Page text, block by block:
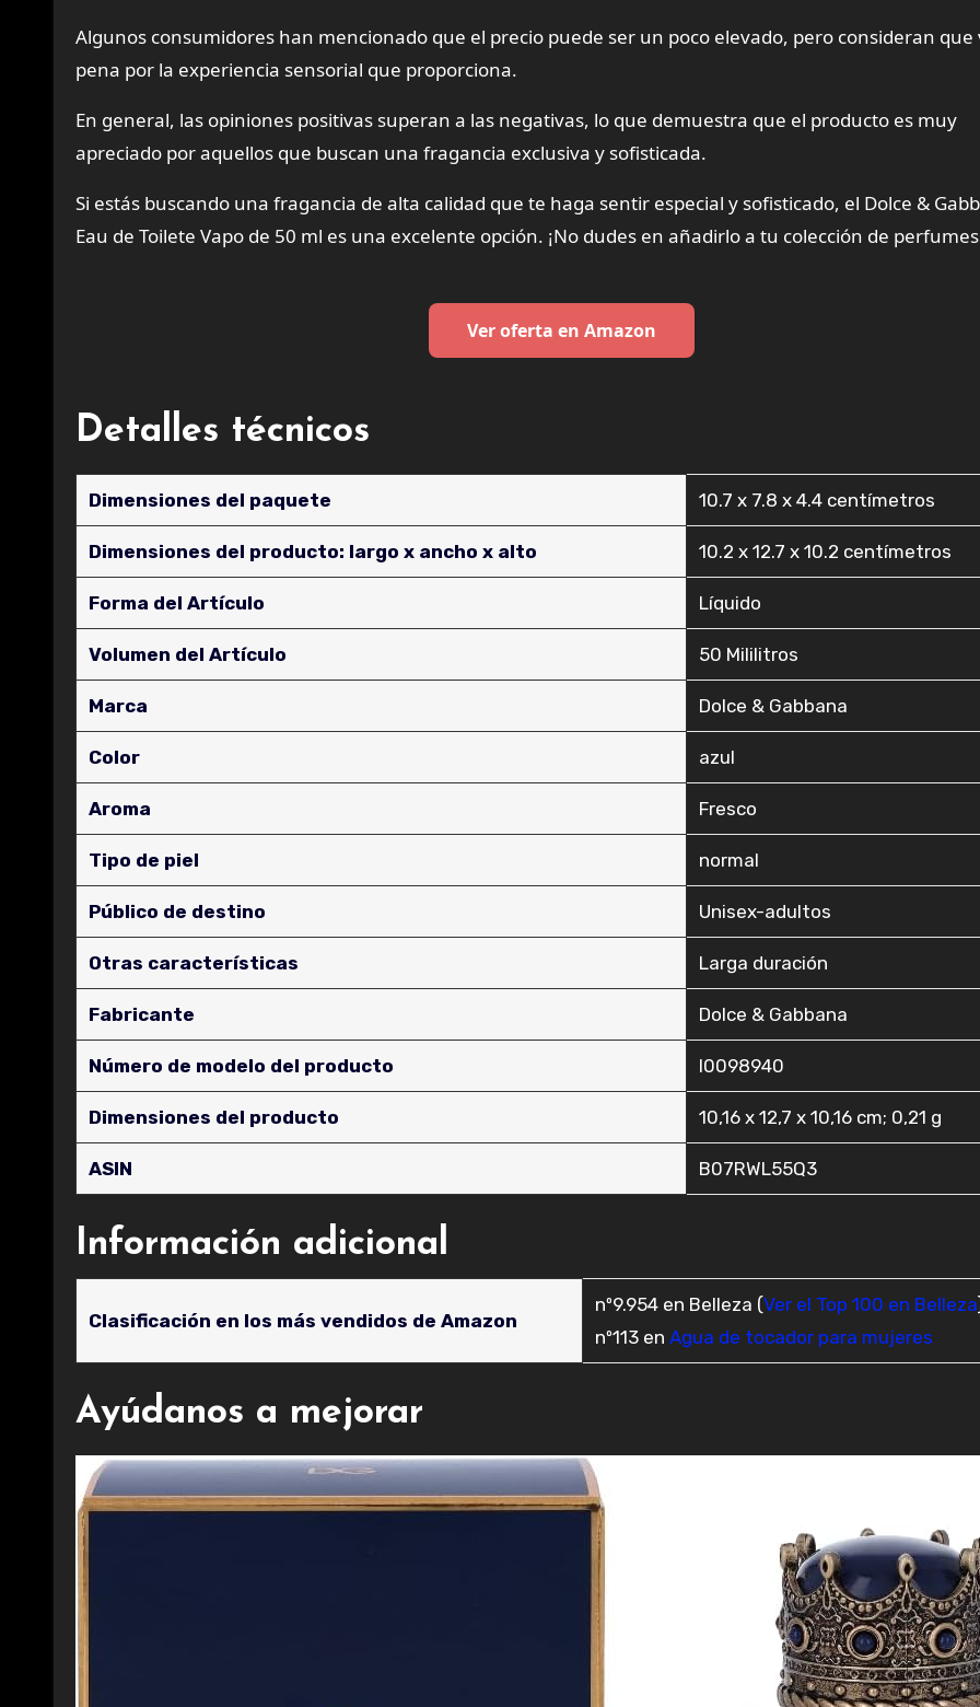
Algunos consumidores han mencionado que el precio puede ser un poco elevado, pero consideran que
pena por la experiencia sensorial que proporciona.
En general, las opiniones positivas superan a las negativas, lo que demuestra que el producto es muy
apreciado por aquellos que buscan una fragancia exclusiva y sofisticada.
Si estás buscando una fragancia de alta calidad que te haga sentir especial y sofisticado, el Dolce &
Eau de Toilete Vapo de 50 ml es una excelente opción. ¡No dudes en añadirlo a tu colección de
Ver oferta en Amazon
Detalles técnicos
Dimensiones del paquete ‎10.7 x 7.8 x 4.4 centímetros
Dimensiones del producto: largo x ancho x alto ‎10.2 x 12.7 x 10.2 centímetros
Forma del Artículo ‎Líquido
Volumen del Artículo ‎50 Mililitros
Marca ‎Dolce & Gabbana
Color ‎azul
Aroma ‎Fresco
Tipo de piel ‎normal
Público de destino ‎Unisex-adultos
Otras características ‎Larga duración
Fabricante ‎Dolce & Gabbana
Número de modelo del producto ‎I0098940
Dimensiones del producto ‎10,16 x 12,7 x 10,16 cm; 0,21 g
ASIN ‎B07RWL55Q3
Información adicional
Clasificación en los más vendidos de Amazon
nº9.954 en Belleza (Ver el Top 100 en Belleza
nº113 enAgua de tocador para mujeres
Ayúdanos a mejorar